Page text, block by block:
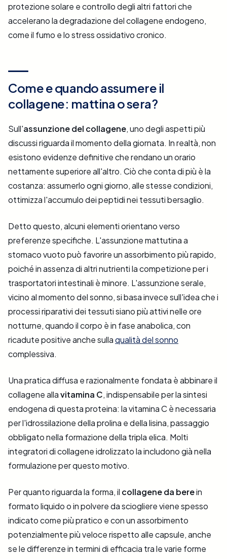
protezione solare e controllo degli altri fattori che
accelerano la degradazione del collagene endogeno,
come il fumo e lo stress ossidativo cronico.
Come e quando assumere il
collagene: mattina o sera?
Sull'assunzione del collagene, uno degli aspetti più
discussi riguarda il momento della giornata. In realtà, non
esistono evidenze definitive che rendano un orario
nettamente superiore all'altro. Ciò che conta di più è la
costanza: assumerlo ogni giorno, alle stesse condizioni,
ottimizza l'accumulo dei peptidi nei tessuti bersaglio.
Detto questo, alcuni elementi orientano verso
preferenze specifiche. L'assunzione mattutina a
stomaco vuoto può favorire un assorbimento più rapido,
poiché in assenza di altri nutrienti la competizione per i
trasportatori intestinali è minore. L'assunzione serale,
vicino al momento del sonno, si basa invece sull'idea che i
processi riparativi dei tessuti siano più attivi nelle ore
notturne, quando il corpo è in fase anabolica, con
ricadute positive anche sullaqualità del sonno
complessiva.
Una pratica diffusa e razionalmente fondata è abbinare il
collagene allavitamina C, indispensabile per la sintesi
endogena di questa proteina: la vitamina C è necessaria
per l'idrossilazione della prolina e della lisina, passaggio
obbligato nella formazione della tripla elica. Molti
integratori di collagene idrolizzato la includono già nella
formulazione per questo motivo.
Per quanto riguarda la forma, il collagene da berein
formato liquido o in polvere da sciogliere viene spesso
indicato come più pratico e con un assorbimento
potenzialmente più veloce rispetto alle capsule, anche
se le differenze in termini di efficacia tra le varie forme